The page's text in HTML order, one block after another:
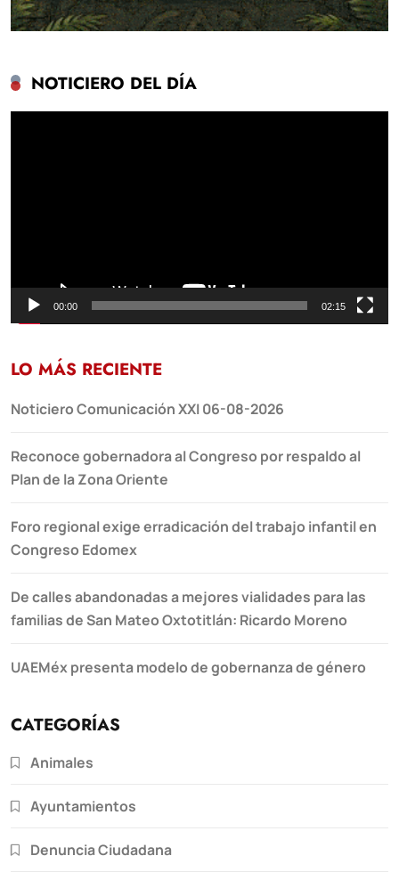
NOTICIERO DEL DÍA
00:00 02:15
LO MÁS RECIENTE
Noticiero Comunicación XXI 06-08-2026
Reconoce gobernadora al Congreso por respaldo al
Plan de la Zona Oriente
Foro regional exige erradicación del trabajo infantil en
Congreso Edomex
De calles abandonadas a mejores vialidades para las
familias de San Mateo Oxtotitlán: Ricardo Moreno
UAEMéx presenta modelo de gobernanza de género
CATEGORÍAS
Animales
Ayuntamientos
Denuncia Ciudadana